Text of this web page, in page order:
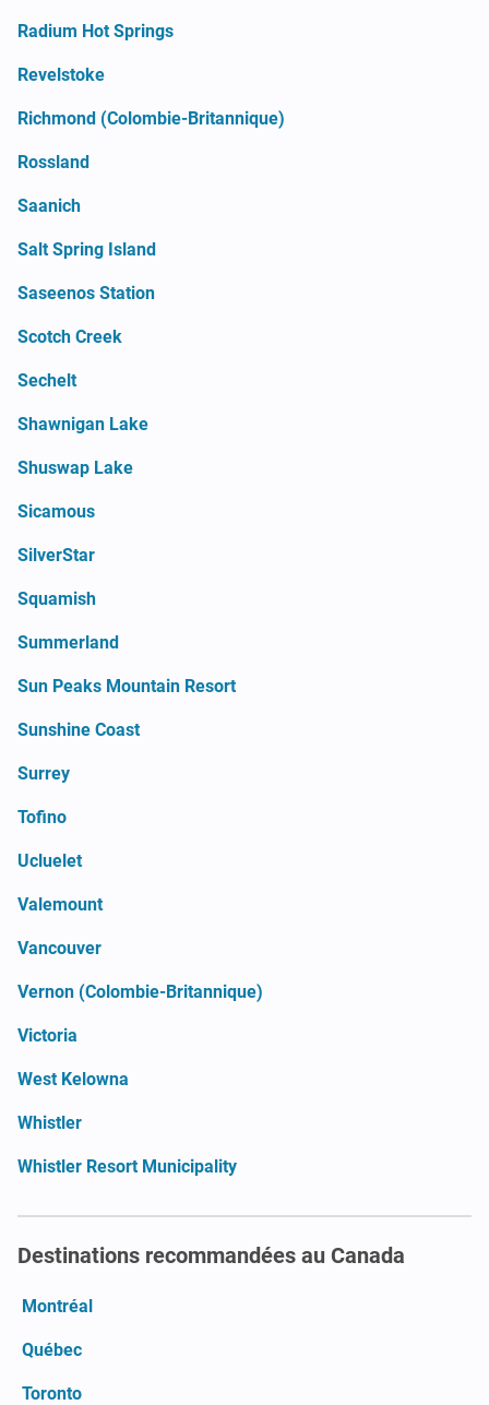
Radium Hot Springs
Revelstoke
Richmond (Colombie-Britannique)
Rossland
Saanich
Salt Spring Island
Saseenos Station
Scotch Creek
Sechelt
Shawnigan Lake
Shuswap Lake
Sicamous
SilverStar
Squamish
Summerland
Sun Peaks Mountain Resort
Sunshine Coast
Surrey
Tofino
Ucluelet
Valemount
Vancouver
Vernon (Colombie-Britannique)
Victoria
West Kelowna
Whistler
Whistler Resort Municipality
Destinations recommandées au Canada
Montréal
Québec
Toronto